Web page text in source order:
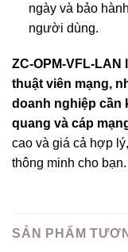
ngày và bảo
người dùng.
ZC-OPM-VFL-
thuật viên mạng,
doanh nghiệp cần
quang và cáp
cao và giá cả hợp
thông minh cho bạn.
SẢN PHẨM